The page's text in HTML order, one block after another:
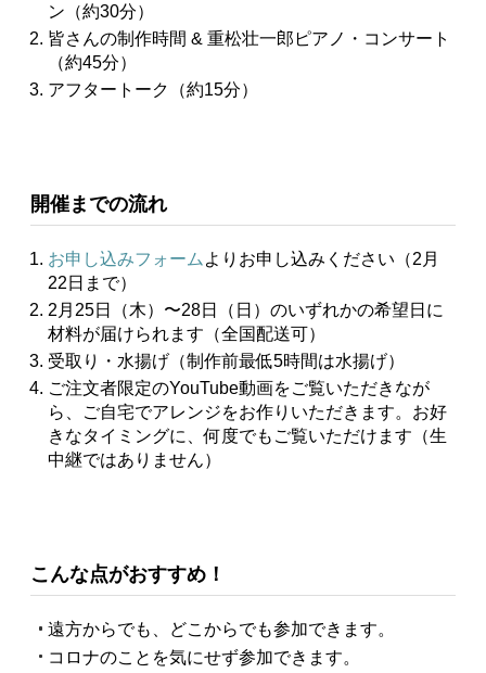
ン（約30分）
皆さんの制作時間 & 重松壮一郎ピアノ・コンサート
（約45分）
アフタートーク（約15分）
開催までの流れ
お申し込みフォーム よりお申し込みください（2月
22日まで）
2⽉25⽇（木）〜28⽇（日）のいずれかの希望日に
材料が届けられます（全国配送可）
受取り・水揚げ（制作前最低5時間は水揚げ）
ご注文者限定のYouTube動画をご覧いただきなが
ら、ご自宅でアレンジをお作りいただきます。お好
きなタイミングに、何度でもご覧いただけます（生
中継ではありません）
こんな点がおすすめ！
遠方からでも、どこからでも参加できます。
コロナのことを気にせず参加できます。